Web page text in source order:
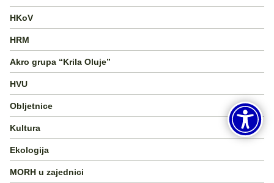
HKoV
HRM
Akro grupa “Krila Oluje”
HVU
Obljetnice
Kultura
Ekologija
MORH u zajednici